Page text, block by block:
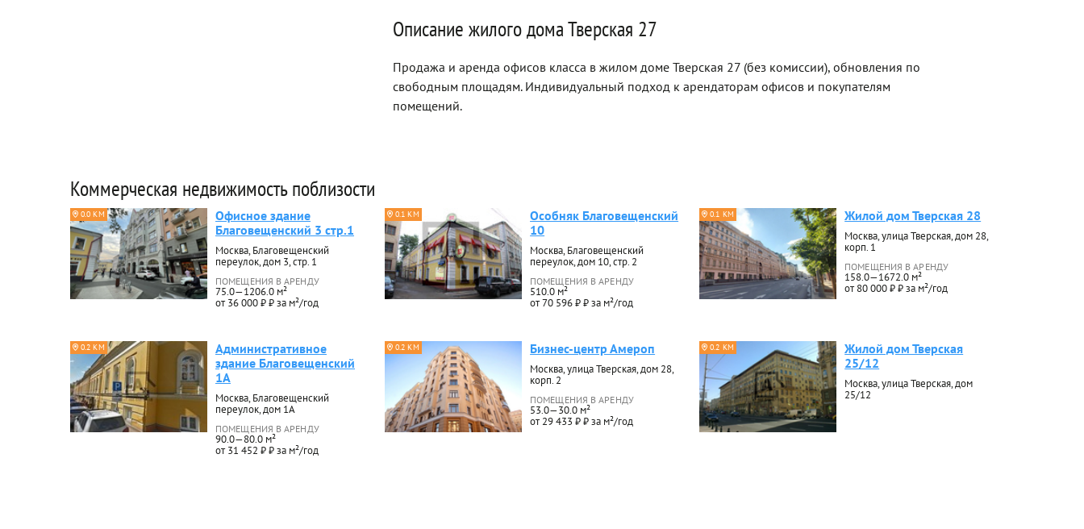
Описание жилого дома Тверская 27
Продажа и аренда офисов класса в жилом доме Тверская 27 (без комиссии), обновления по
свободным площадям. Индивидуальный подход к арендаторам офисов и покупателям
помещений.
Коммерческая недвижимость поблизости
0.0 КМ
Офисное здание
Благовещенский 3 стр.1
Москва, Благовещенский
переулок, дом 3, стр. 1
ПОМЕЩЕНИЯ В АРЕНДУ
75.0—1206.0 м²
от 36 000 ₽ ₽ за м²/год
0.1 КМ
Особняк Благовещенский
10
Москва, Благовещенский
переулок, дом 10, стр. 2
ПОМЕЩЕНИЯ В АРЕНДУ
510.0 м²
от 70 596 ₽ ₽ за м²/год
0.1 КМ Жилой дом Тверская 28
Москва, улица Тверская, дом 28,
корп. 1
ПОМЕЩЕНИЯ В АРЕНДУ
158.0—1672.0 м²
от 80 000 ₽ ₽ за м²/год
0.2 КМ
Административное
здание Благовещенский
1А
Москва, Благовещенский
переулок, дом 1А
ПОМЕЩЕНИЯ В АРЕНДУ
90.0—80.0 м²
от 31 452 ₽ ₽ за м²/год
0.2 КМ Бизнес-центр Амероп
Москва, улица Тверская, дом 28,
корп. 2
ПОМЕЩЕНИЯ В АРЕНДУ
53.0—30.0 м²
от 29 433 ₽ ₽ за м²/год
0.2 КМ
Жилой дом Тверская
25/12
Москва, улица Тверская, дом
25/12